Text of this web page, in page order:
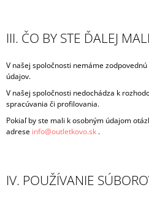
III. ČO BY STE ĎALEJ
V našej spoločnosti nemáme
údajov.
V našej spoločnosti nedochádza k
spracúvania či profilovania.
Pokiaľ by ste mali k osobným údajom
adrese info@outletkovo.sk .
IV. POUŽÍVANIE